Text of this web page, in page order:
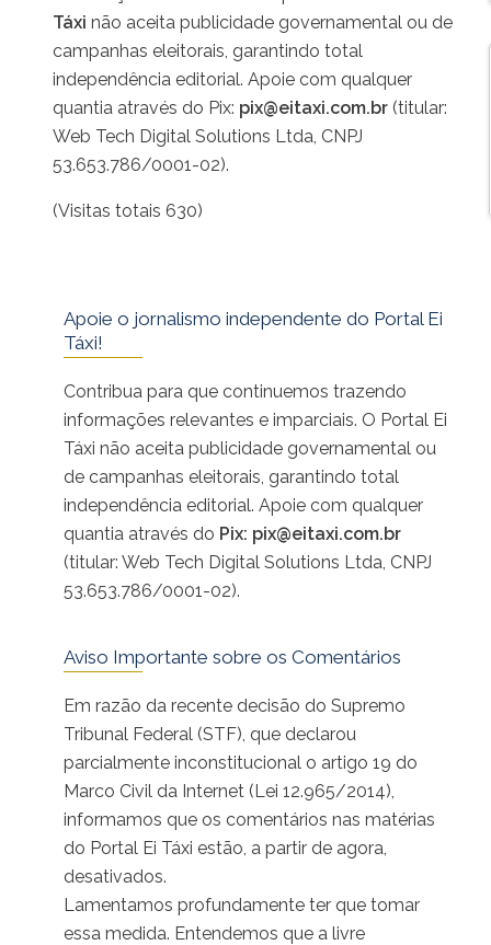
Táxi não aceita publicidade governamental ou de
campanhas eleitorais, garantindo total
independência editorial. Apoie com qualquer
quantia através do Pix: pix@eitaxi.com.br (titular:
Web Tech Digital Solutions Ltda, CNPJ
53.653.786/0001-02).
(Visitas totais 630)
Apoie o jornalismo independente do Portal Ei
Táxi!
Contribua para que continuemos trazendo
informações relevantes e imparciais. O Portal Ei
Táxi não aceita publicidade governamental ou
de campanhas eleitorais, garantindo total
independência editorial. Apoie com qualquer
quantia através do Pix: pix@eitaxi.com.br
(titular: Web Tech Digital Solutions Ltda, CNPJ
53.653.786/0001-02).
Aviso Importante sobre os Comentários
Em razão da recente decisão do Supremo
Tribunal Federal (STF), que declarou
parcialmente inconstitucional o artigo 19 do
Marco Civil da Internet (Lei 12.965/2014),
informamos que os comentários nas matérias
do Portal Ei Táxi estão, a partir de agora,
desativados.
Lamentamos profundamente ter que tomar
essa medida. Entendemos que a livre